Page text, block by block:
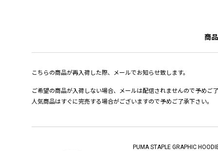
商
こちらの商品が再入荷した際、メールでお知らせ致します。
ご希望の商品が入荷しない場合、メールは配信されませんので予めご
人気商品はすぐに完売する場合がございますので予めご了承下さい。
PUMA STAPLE GRAPHIC